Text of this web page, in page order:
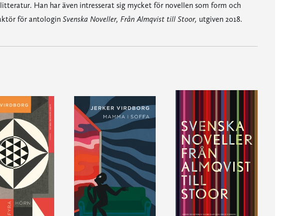
Han har även intresserat sig mycket för novellen som form och
för antologin Svenska Noveller, Från Almqvist till Stoor, utgiven 2018.